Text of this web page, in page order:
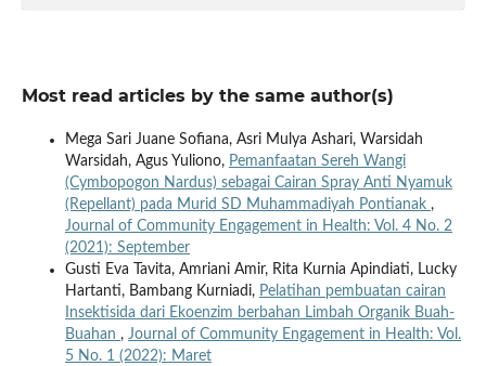
Most read articles by the same author(s)
Mega Sari Juane Sofiana, Asri Mulya Ashari, Warsidah
Warsidah, Agus Yuliono, Pemanfaatan Sereh Wangi
(Cymbopogon Nardus) sebagai Cairan Spray Anti Nyamuk
(Repellant) pada Murid SD Muhammadiyah Pontianak ,
Journal of Community Engagement in Health: Vol. 4 No. 2
(2021): September
Gusti Eva Tavita, Amriani Amir, Rita Kurnia Apindiati, Lucky
Hartanti, Bambang Kurniadi, Pelatihan pembuatan cairan
Insektisida dari Ekoenzim berbahan Limbah Organik Buah-
Buahan , Journal of Community Engagement in Health: Vol.
5 No. 1 (2022): Maret